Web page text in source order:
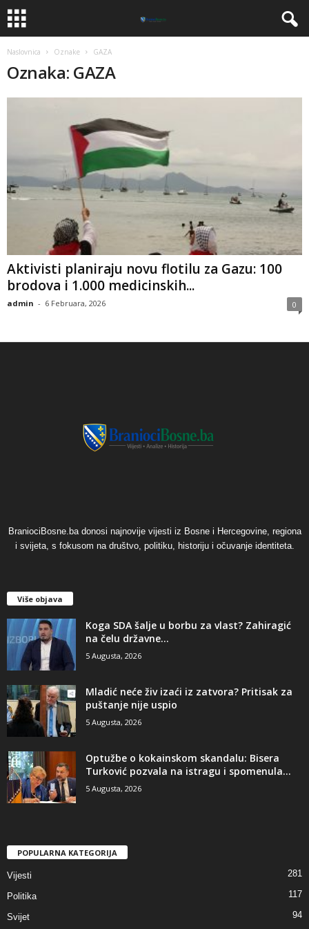
Naslovnica Oznake GAZA
Oznaka: GAZA
Aktivisti planiraju novu flotilu za Gazu: 100
brodova i 1.000 medicinskih...
admin - 6 Februara, 2026 0
BraniociBosne.ba donosi najnovije vijesti iz Bosne i Hercegovine, regiona
i svijeta, s fokusom na društvo, politiku, historiju i očuvanje identiteta.
Više objava
​Koga SDA šalje u borbu za vlast? Zahiragić
na čelu državne...
5 Augusta, 2026
​Mladić neće živ izaći iz zatvora? Pritisak za
puštanje nije uspio
5 Augusta, 2026
​Optužbe o kokainskom skandalu: Bisera
Turković pozvala na istragu i spomenula...
5 Augusta, 2026
POPULARNA KATEGORIJA
Vijesti 281
Politika 117
Svijet 94